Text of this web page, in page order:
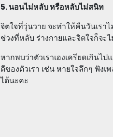
5. นอนไม่หลับ หรือหลับไม่สนิท
จิตใจที่วุ่นวาย จะทำให้คืนวันเร
ช่วงที่หลับ ร่างกายและจิตใจก็จะ
หากพบว่าตัวเราเองเครียดเกิน
ดีของตัวเรา เช่น หายใจลึกๆ ฟัง
ได้นะคะ